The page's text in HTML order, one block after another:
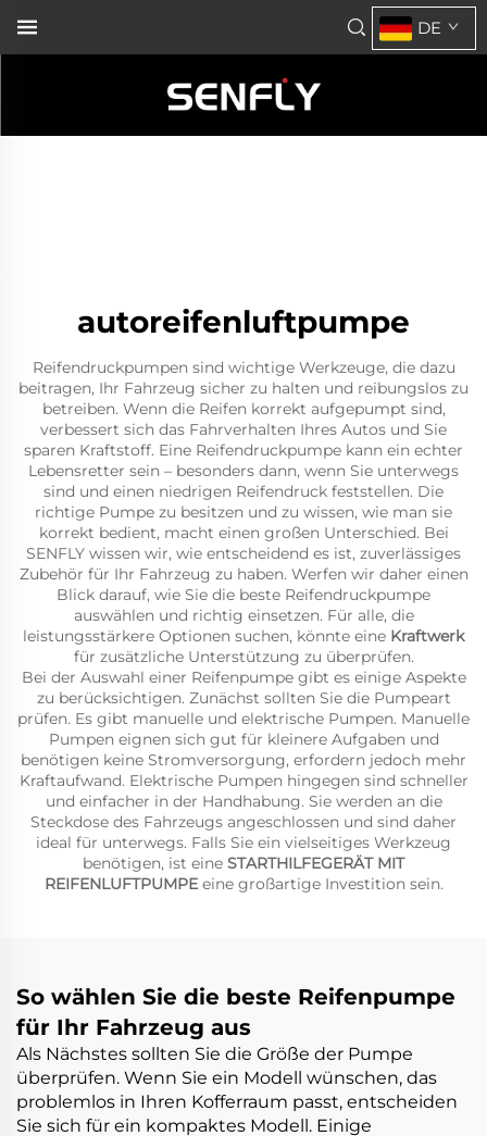
DE
autoreifenluftpumpe
Reifendruckpumpen sind wichtige Werkzeuge, die dazu
beitragen, Ihr Fahrzeug sicher zu halten und reibungslos zu
betreiben. Wenn die Reifen korrekt aufgepumpt sind,
verbessert sich das Fahrverhalten Ihres Autos und Sie
sparen Kraftstoff. Eine Reifendruckpumpe kann ein echter
Lebensretter sein – besonders dann, wenn Sie unterwegs
sind und einen niedrigen Reifendruck feststellen. Die
richtige Pumpe zu besitzen und zu wissen, wie man sie
korrekt bedient, macht einen großen Unterschied. Bei
SENFLY wissen wir, wie entscheidend es ist, zuverlässiges
Zubehör für Ihr Fahrzeug zu haben. Werfen wir daher einen
Blick darauf, wie Sie die beste Reifendruckpumpe
auswählen und richtig einsetzen. Für alle, die
leistungsstärkere Optionen suchen, könnte eine Kraftwerk
für zusätzliche Unterstützung zu überprüfen.
Bei der Auswahl einer Reifenpumpe gibt es einige Aspekte
zu berücksichtigen. Zunächst sollten Sie die Pumpeart
prüfen. Es gibt manuelle und elektrische Pumpen. Manuelle
Pumpen eignen sich gut für kleinere Aufgaben und
benötigen keine Stromversorgung, erfordern jedoch mehr
Kraftaufwand. Elektrische Pumpen hingegen sind schneller
und einfacher in der Handhabung. Sie werden an die
Steckdose des Fahrzeugs angeschlossen und sind daher
ideal für unterwegs. Falls Sie ein vielseitiges Werkzeug
benötigen, ist eine STARTHILFEGERÄT MIT
REIFENLUFTPUMPE eine großartige Investition sein.
So wählen Sie die beste Reifenpumpe
für Ihr Fahrzeug aus
Als Nächstes sollten Sie die Größe der Pumpe
überprüfen. Wenn Sie ein Modell wünschen, das
problemlos in Ihren Kofferraum passt, entscheiden
Sie sich für ein kompaktes Modell. Einige